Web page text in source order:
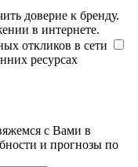
доверие к бренду.
в интернете.
откликов в сети
ресурсах
с Вами в
и прогнозы по